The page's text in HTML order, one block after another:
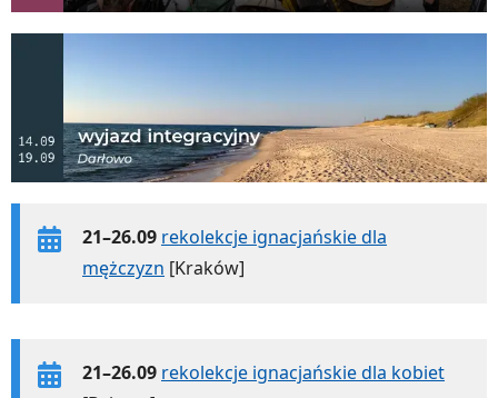
21–26.09 rekolekcje ignacjańskie dla
mężczyzn [Kraków]
21–26.09 rekolekcje ignacjańskie dla kobiet